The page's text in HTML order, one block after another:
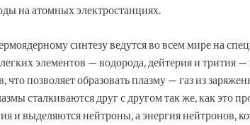
на атомных электростанциях.
синтезу ведутся во всем мире на
элементов — водорода, дейтерия и трития
что позволяет образовать плазму — газ из
сталкиваются друг с другом так же, как это
и выделяются нейтроны, а энергия нейтронов,